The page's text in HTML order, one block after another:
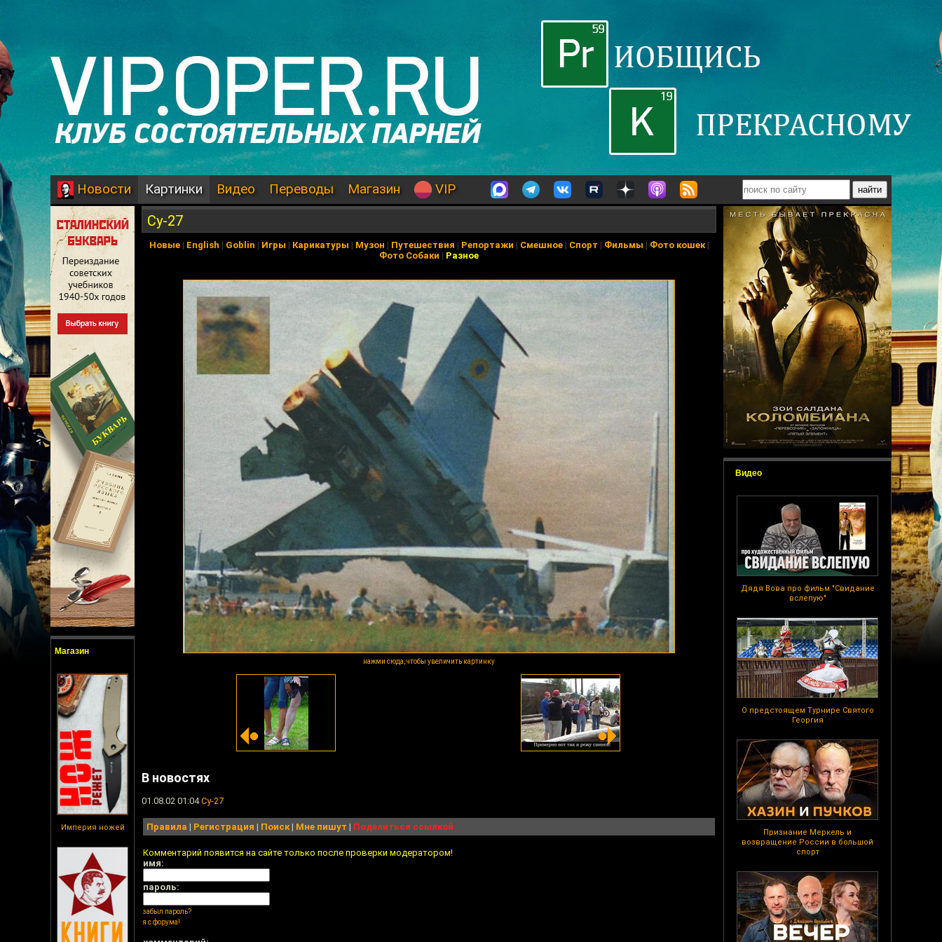
Новости Картинки Видео Переводы Магазин VIP
Магазин
Империя ножей
Видео
Дядя Вова про фильм "Свидание
вслепую"
О предстоящем Турнире Святого
Георгия
Признание Меркель и
возвращение России в большой
спорт
Су-27
Новые| English | Goblin | Игры | Карикатуры | Музон | Путешествия | Репортажи | Смешное| Спорт | Фильмы | Фото кошек|
Фото Собаки | Разное
нажми сюда, чтобы увеличить картинку
В новостях
01.08.02 01:04Су-27
Правила | Регистрация | Поиск| Мне пишут | Поделиться ссылкой
Комментарий появится на сайте только после проверки модератором!
имя:
пароль:
забыл пароль?
я с форума!